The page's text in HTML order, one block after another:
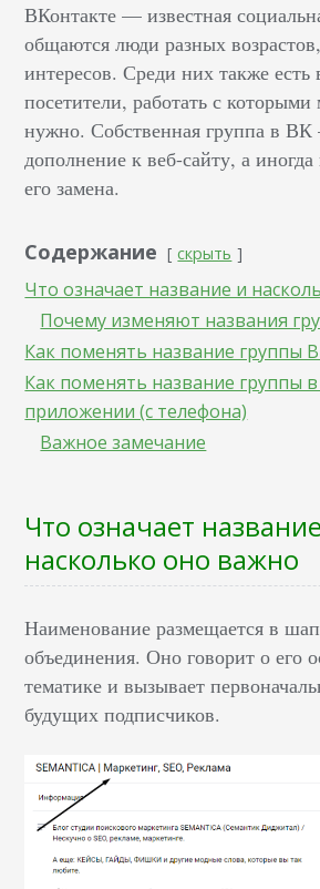
ВКонтакте — известная
общаются люди разных
интересов. Среди них также
посетители, работать с
нужно. Собственная группа в
дополнение к веб-сайту, а
его замена.
Содержание скрыть
Что означает название и
Почему изменяют названия
Как поменять название группы
Как поменять название группы
приложении (с телефона)
Важное замечание
Что означает
насколько оно важно
Наименование размещается в
объединения. Оно говорит о его
тематике и вызывает
будущих подписчиков.